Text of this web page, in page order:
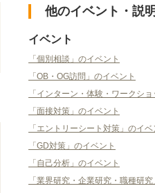
他のイベント・説
イベント
「個別相談」のイベント
「OB・OG訪問」のイベント
「インターン・体験・ワークシ
「面接対策」のイベント
「エントリーシート対策」のイベ
「GD対策」のイベント
「自己分析」のイベント
「業界研究・企業研究・職種研